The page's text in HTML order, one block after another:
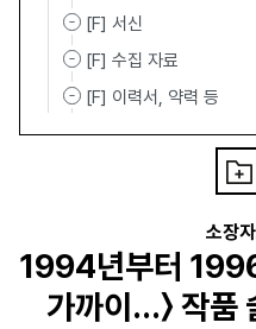
[F] 서신
[F] 수집 자료
[F] 이력서, 약력 등
소장
1994년부터
가까이...〉 작품